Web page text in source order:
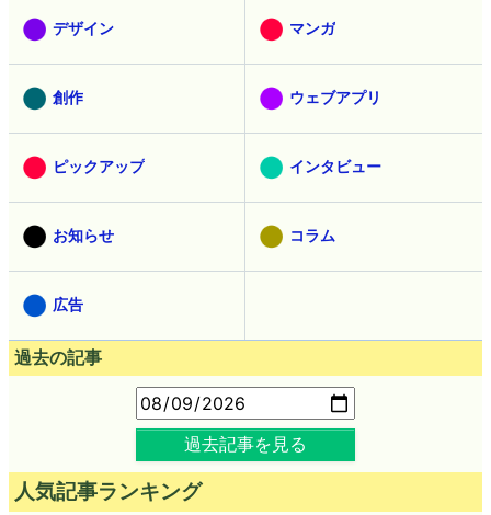
デザイン マンガ
創作 ウェブアプリ
ピックアップ インタビュー
お知らせ コラム
広告
過去の記事
過去記事を見る
人気記事ランキング